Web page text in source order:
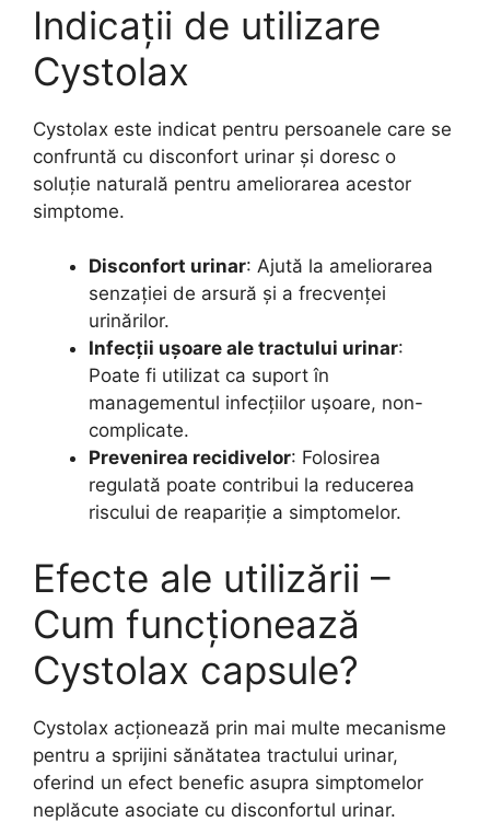
Indicații de utilizare
Cystolax
Cystolax este indicat pentru persoanele care se
confruntă cu disconfort urinar și doresc o
soluție naturală pentru ameliorarea acestor
simptome.
Disconfort urinar: Ajută la ameliorarea
senzației de arsură și a frecvenței
urinărilor.
Infecții ușoare ale tractului urinar:
Poate fi utilizat ca suport în
managementul infecțiilor ușoare, non-
complicate.
Prevenirea recidivelor: Folosirea
regulată poate contribui la reducerea
riscului de reapariție a simptomelor.
Efecte ale utilizării –
Cum funcționează
Cystolax capsule?
Cystolax acționează prin mai multe mecanisme
pentru a sprijini sănătatea tractului urinar,
oferind un efect benefic asupra simptomelor
neplăcute asociate cu disconfortul urinar.